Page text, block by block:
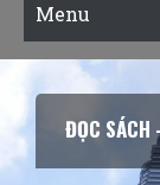
Menu
ĐỌC SÁCH